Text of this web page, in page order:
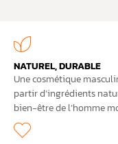
NATUREL, DURABLE
Une cosmétique
partir d’ingrédients
bien-être de l’homme